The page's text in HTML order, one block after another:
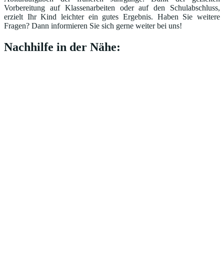
Vorbereitung auf Klassenarbeiten oder auf den Schulabschluss,
erzielt Ihr Kind leichter ein gutes Ergebnis. Haben Sie weitere
Fragen? Dann informieren Sie sich gerne weiter bei uns!
Nachhilfe in der Nähe: